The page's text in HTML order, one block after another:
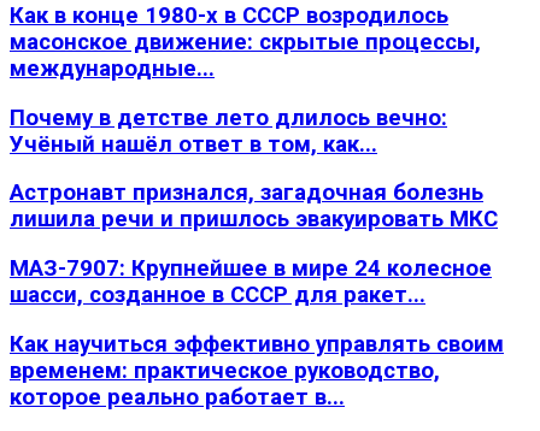
Как в конце 1980-х в СССР возродилось
масонское движение: скрытые процессы,
международные...
Почему в детстве лето длилось вечно:
Учёный нашёл ответ в том, как...
Астронавт признался, загадочная болезнь
лишила речи и пришлось эвакуировать МКС
МАЗ-7907: Крупнейшее в мире 24 колесное
шасси, созданное в СССР для ракет...
Как научиться эффективно управлять своим
временем: практическое руководство,
которое реально работает в...